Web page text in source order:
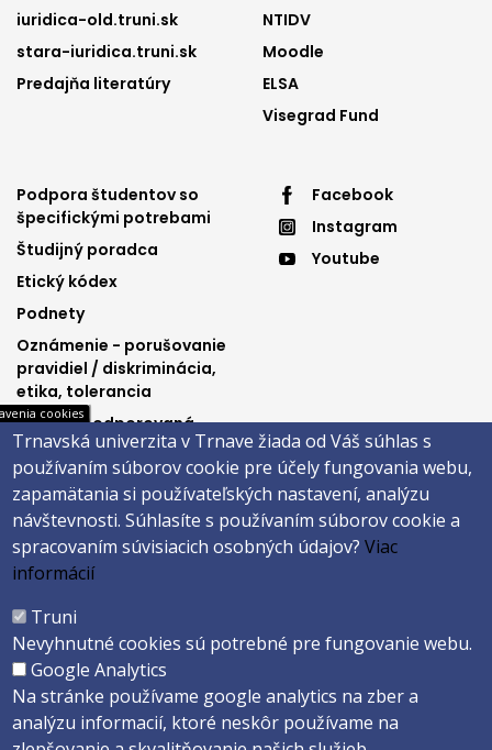
iuridica-old.truni.sk
stara-iuridica.truni.sk
Predajňa literatúry
NTIDV
Moodle
ELSA
Visegrad Fund
Footer
menu
3
Podpora študentov so
špecifickými potrebami
Študijný poradca
Etický kódex
Podnety
Oznámenie - porušovanie
pravidiel / diskriminácia,
etika, tolerancia
Výučba podporovaná
Ministerstvom
spravodlivosti SR
Footer
menu
Facebook
Instagram
Youtube
Päta
Vyhlásenie o prístupnosti
Copyright ©2026 Právnická fakulta · Trnavská univerzita v Trnave
Created byActivIT s.r.o.
cookies
Trnavská univerzita v Trnave žiada od Váš súhlas s
používaním súborov cookie pre účely fungovania webu,
zapamätania si používateľských nastavení, analýzu
návštevnosti. Súhlasíte s používaním súborov cookie a
spracovaním súvisiacich osobných údajov?Viac
informácií
Truni
Nevyhnutné cookies sú potrebné pre fungovanie webu.
Google Analytics
Na stránke používame google analytics na zber a
analýzu informacií, ktoré neskôr používame na